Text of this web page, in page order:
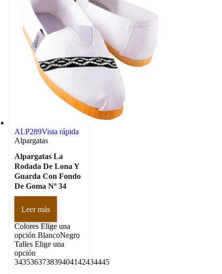
ALP289Vista rápida
Alpargatas
Alpargatas La
Rodada De Lona Y
Guarda Con Fondo
De Goma Nº 34
Leer más
Colores Elige una
opción BlancoNegro
Talles Elige una
opción
343536373839404142434445